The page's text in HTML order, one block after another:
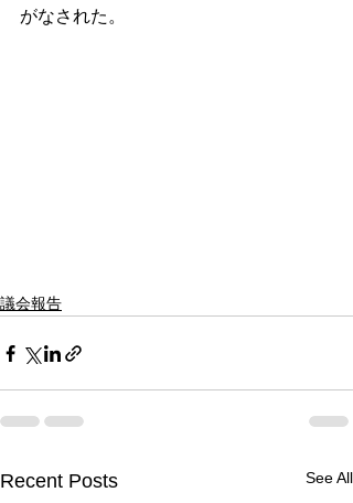
がなされた。
議会報告
Recent Posts See All